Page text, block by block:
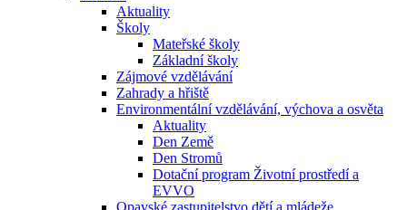
Aktuality
Školy
Mateřské školy
Základní školy
Zájmové vzdělávání
Zahrady a hřiště
Environmentální vzdělávání, výchova a osvěta
Aktuality
Den Země
Den Stromů
Dotační program Životní prostředí a
EVVO